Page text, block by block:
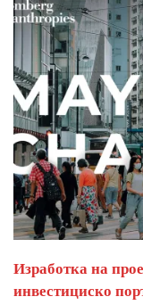
Изработка на
инвестициско